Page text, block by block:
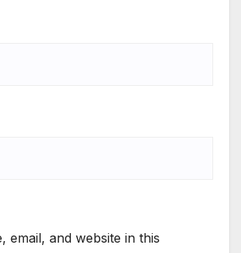
email, and website in this